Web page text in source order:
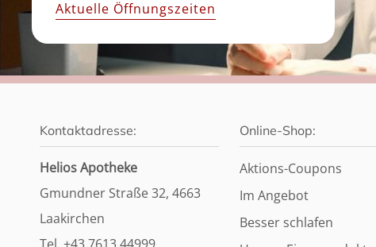
Aktuelle Öffnungszeiten
Kontaktadresse:
Helios Apotheke
Gmundner Straße 32, 4663
Laakirchen
Online-Shop:
Aktions-Coupons
Im Angebot
Besser schlafen